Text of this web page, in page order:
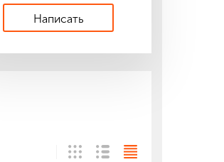
Написать